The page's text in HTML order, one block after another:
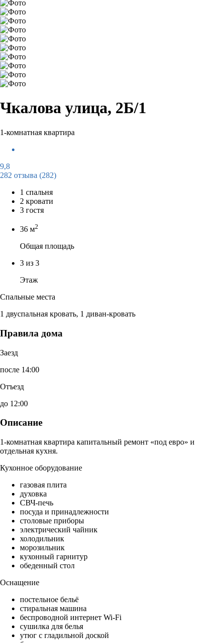
Чкалова улица, 2Б/1
1-комнатная квартира
9,8
282 отзыва (282)
1 спальня
2 кровати
3 гостя
36 м2
Общая площадь
3 из 3
Этаж
Спальные места
1 двуспальная кровать, 1 диван-кровать
Правила дома
Заезд
после 14:00
Отъезд
до 12:00
Описание
1-комнатная квартира капитальный ремонт «под евро» и
отдельная кухня.
Кухонное оборудование
газовая плита
духовка
СВЧ-печь
посуда и принадлежности
столовые приборы
электрический чайник
холодильник
морозильник
кухонный гарнитур
обеденный стол
Оснащение
постельное бельё
стиральная машина
беспроводной интернет Wi-Fi
сушилка для белья
утюг с гладильной доской